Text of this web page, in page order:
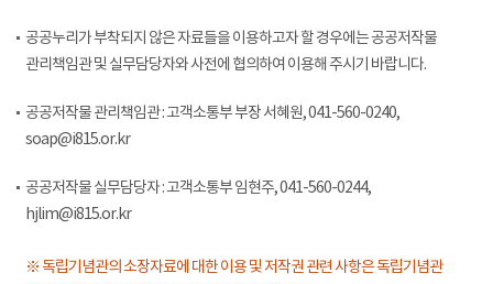
공공누리가 부착되지 않은 자료들을 이용하고자 할 경우에는 공공저작물
관리책임관 및 실무담당자와 사전에 협의하여 이용해 주시기 바랍니다.
공공저작물 관리책임관 : 고객소통부 부장 서혜원, 041-560-0240,
soap@i815.or.kr
공공저작물 실무담당자 : 고객소통부 임현주, 041-560-0244,
hjlim@i815.or.kr
※ 독립기념관의 소장자료에 대한 이용 및 저작권 관련 사항은 독립기념관